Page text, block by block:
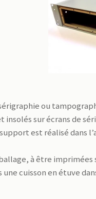
ou
sur écrans de
est réalisé dans
à être
cuisson en étuve